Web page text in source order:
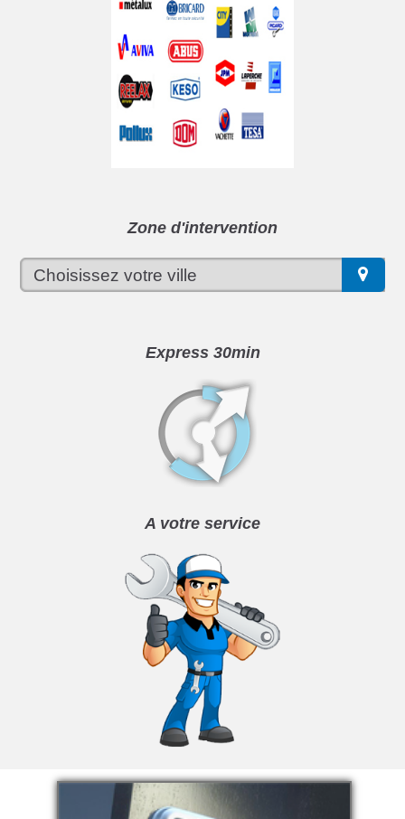
Zone d'intervention
Express 30min
A votre service